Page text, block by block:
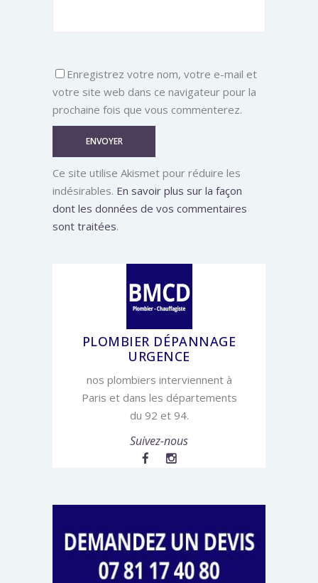
Enregistrez votre nom, votre e-mail et
votre site web dans ce navigateur pour la
prochaine fois que vous commenterez.
Ce site utilise Akismet pour réduire les
indésirables. En savoir plus sur la façon
dont les données de vos commentaires
sont traitées.
PLOMBIER DÉPANNAGE
URGENCE
nos plombiers interviennent à
Paris et dans les départements
du 92 et 94.
Suivez-nous